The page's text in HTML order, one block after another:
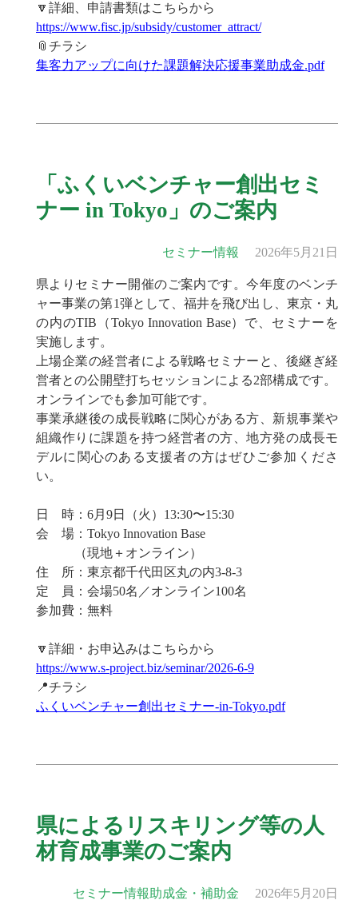
🔽詳細、申請書類はこちらから
https://www.fisc.jp/subsidy/customer_attract/
📎チラシ
集客力アップに向けた課題解決応援事業助成金.pdf
「ふくいベンチャー創出セミ
ナー in Tokyo」のご案内
セミナー情報 2026年5月21日
県よりセミナー開催のご案内です。今年度のベンチ
ャー事業の第1弾として、福井を飛び出し、東京・丸
の内のTIB（Tokyo Innovation Base）で、セミナーを
実施します。
上場企業の経営者による戦略セミナーと、後継ぎ経
営者との公開壁打ちセッションによる2部構成です。
オンラインでも参加可能です。
事業承継後の成長戦略に関心がある方、新規事業や
組織作りに課題を持つ経営者の方、地方発の成長モ
デルに関心のある支援者の方はぜひご参加くださ
い。
日 時：6月9日（火）13:30〜15:30
会 場：Tokyo Innovation Base
（現地＋オンライン）
住 所：東京都千代田区丸の内3-8-3
定 員：会場50名／オンライン100名
参加費：無料
🔽詳細・お申込みはこちらから
https://www.s-project.biz/seminar/2026-6-9
📍チラシ
ふくいベンチャー創出セミナー-in-Tokyo.pdf
県によるリスキリング等の人
材育成事業のご案内
セミナー情報助成金・補助金 2026年5月20日